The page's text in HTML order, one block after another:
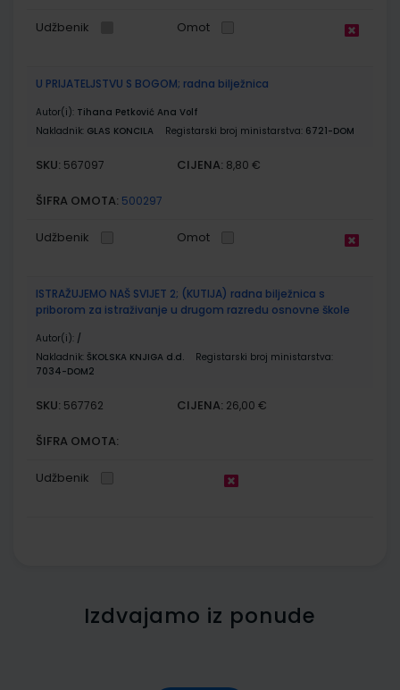
Udžbenik Omot
U PRIJATELJSTVU S BOGOM; radna bilježnica
Autor(i): Tihana Petković Ana Volf
Nakladnik: GLAS KONCILA Registarski broj ministarstva: 6721-DOM
SKU: 567097 CIJENA: 8,80 €
ŠIFRA OMOTA: 500297
Udžbenik Omot
ISTRAŽUJEMO NAŠ SVIJET 2; (KUTIJA) radna bilježnica s
priborom za istraživanje u drugom razredu osnovne škole
Autor(i): /
Nakladnik: ŠKOLSKA KNJIGA d.d.
Registarski broj ministarstva:
7034-DOM2
SKU: 567762 CIJENA: 26,00 €
ŠIFRA OMOTA:
Udžbenik
Izdvajamo iz ponude